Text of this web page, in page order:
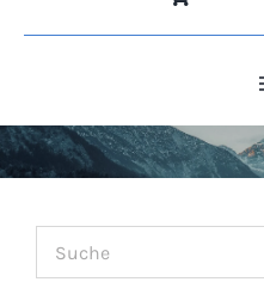
HOME
NEWS